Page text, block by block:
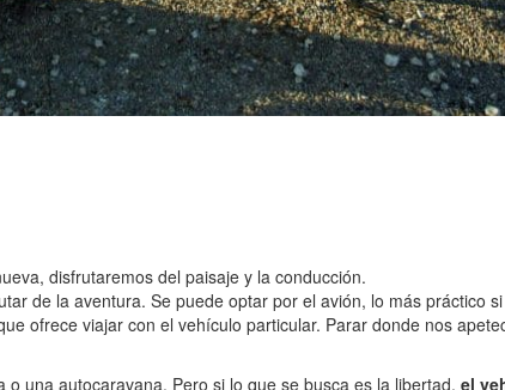
disfrutaremos del paisaje y la conducción.
de la aventura. Se puede optar por el avión, lo más práctico
ofrece viajar con el vehículo particular. Parar donde nos
una autocaravana. Pero si lo que se busca es la libertad, el